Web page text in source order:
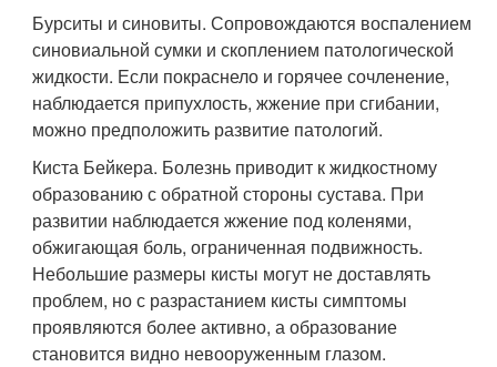
Бурситы и синовиты. Сопровождаются воспалением
синовиальной сумки и скоплением патологической
жидкости. Если покраснело и горячее сочленение,
наблюдается припухлость, жжение при сгибании,
можно предположить развитие патологий.
Киста Бейкера. Болезнь приводит к жидкостному
образованию с обратной стороны сустава. При
развитии наблюдается жжение под коленями,
обжигающая боль, ограниченная подвижность.
Небольшие размеры кисты могут не доставлять
проблем, но с разрастанием кисты симптомы
проявляются более активно, а образование
становится видно невооруженным глазом.